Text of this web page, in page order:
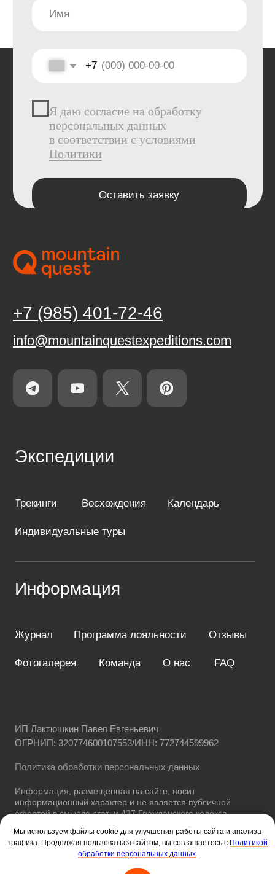
Мы используем файлы cookie для улучшения работы сайта и анализа
трафика. Продолжая пользоваться сайтом, вы соглашаетесь с Политикой
обработки персональных данных.